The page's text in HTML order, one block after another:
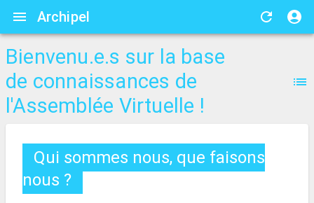
Archipel
Bienvenu.e.s sur la base
de connaissances de
l'Assemblée Virtuelle !
Qui sommes nous, que faisons
nous ?